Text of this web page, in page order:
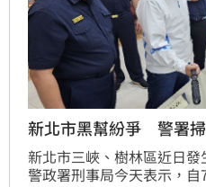
新北市黑幫紛爭 警署
新北市三峽、樹林區近日發
警政署刑事局今天表示，